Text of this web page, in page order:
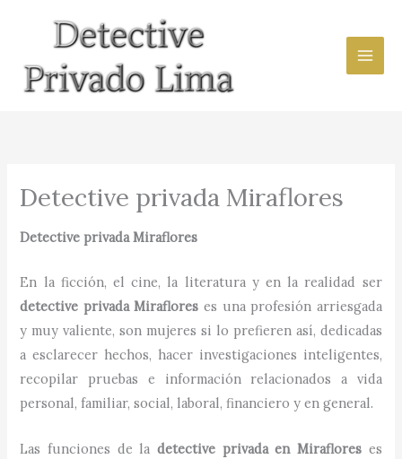
contenido
Detective privada Miraflores
Detective privada Miraflores
En la ficción, el cine, la literatura y en la realidad ser
detective privada Miraflores es una profesión arriesgada
y muy valiente, son mujeres si lo prefieren así, dedicadas
a esclarecer hechos, hacer investigaciones inteligentes,
recopilar pruebas e información relacionados a vida
personal, familiar, social, laboral, financiero y en general.
Las funciones de la detective privadaen Miraflores es